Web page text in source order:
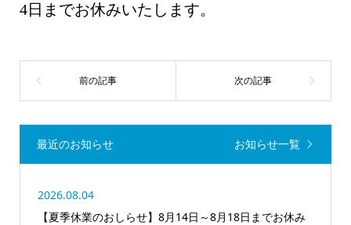
4日までお休みいたします。
最近のお知らせ お知らせ一覧
2026.08.04
【夏季休業のおしらせ】8月14日～8月18日までお休み